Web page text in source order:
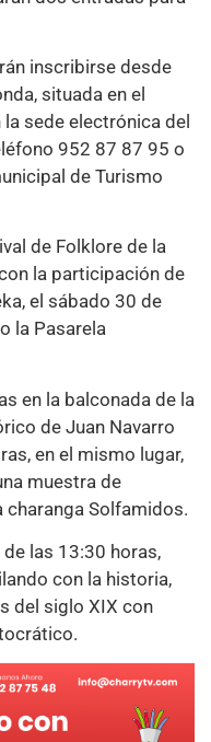
inscribirse desde
situada en el
la sede electrónica del
952 87 87 95 o
de Turismo
de Folklore de la
la participación de
el sábado 30 de
la Pasarela
en la balconada de la
de Juan Navarro
en el mismo lugar,
muestra de
Solfamidos.
las 13:30 horas,
con la historia,
del siglo XIX con